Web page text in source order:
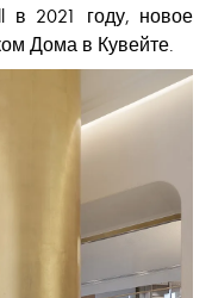
в 2021 году, новое
Дома в Кувейте.